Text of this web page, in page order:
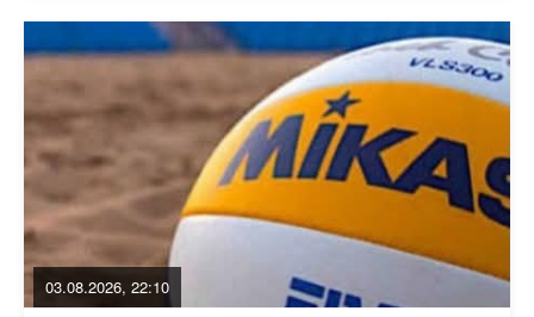
03.08.2026, 22:10